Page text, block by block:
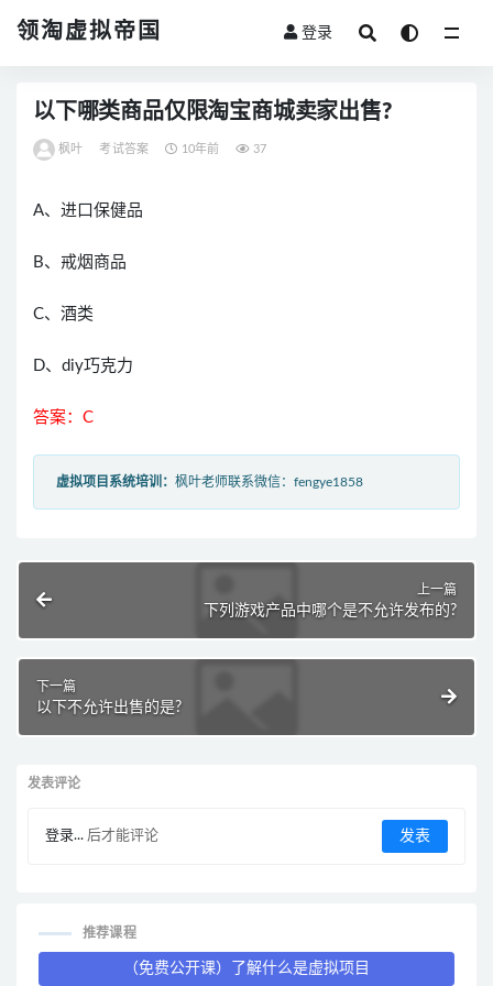
领淘虚拟帝国 登录
以下哪类商品仅限淘宝商城卖家出售?
枫叶 考试答案 10年前 37
A、进口保健品
B、戒烟商品
C、酒类
D、diy巧克力
答案：C
虚拟项目系统培训： 枫叶老师联系微信：fengye1858
上一篇
下列游戏产品中哪个是不允许发布的?
下一篇
以下不允许出售的是?
发表评论
登录... 后才能评论
推荐课程
（免费公开课）了解什么是虚拟项目